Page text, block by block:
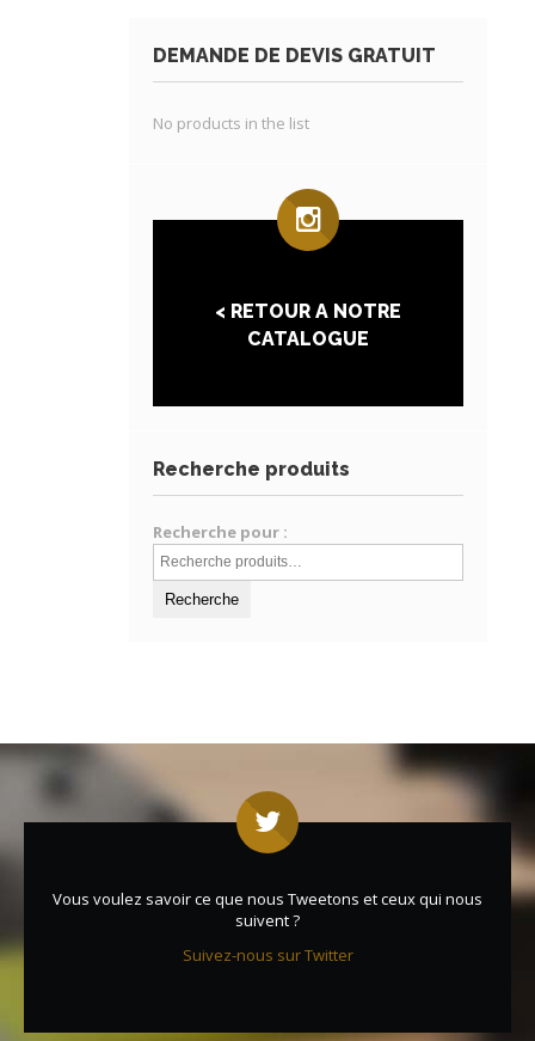
DEMANDE DE DEVIS GRATUIT
No products in the list
< RETOUR A NOTRE
CATALOGUE
Recherche produits
Recherche pour :
Vous voulez savoir ce que nous Tweetons et ceux qui nous
suivent ?
Suivez-nous sur Twitter